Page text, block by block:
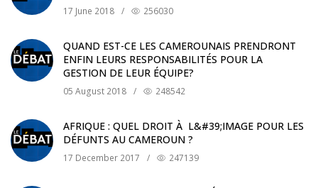
17 June 2018 / 256030
QUAND EST-CE LES CAMEROUNAIS PRENDRONT
ENFIN LEURS RESPONSABILITÉS POUR LA
GESTION DE LEUR ÉQUIPE?
05 August 2018 / 248542
AFRIQUE : QUEL DROIT À L&#39;IMAGE POUR LES
DÉFUNTS AU CAMEROUN ?
17 December 2017 / 247139